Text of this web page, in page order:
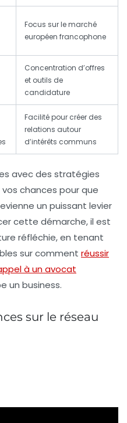
Focus sur le marché
européen francophone
Concentration d’offres
et outils de
candidature
Facilité pour créer des
relations autour
d’intérêts communs
avec des stratégies
chances pour que
un puissant levier
cette démarche, il est
réfléchie, en tenant
sur comment réussir
à un avocat
un business.
sur le réseau